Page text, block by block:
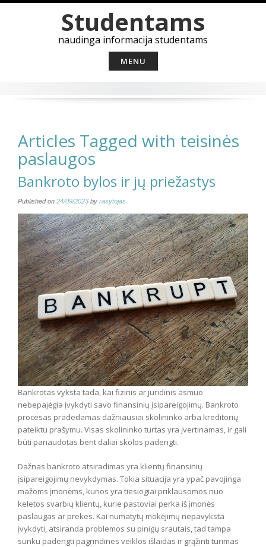
Studentams
naudinga informacija studentams
MENU
Articles Tagged with teisinės
paslaugos
Bankroto bylos ir jų priežastys
Published on 24/09/2023 by rasytojas
Bankrotas vyksta tada, kai fizinis ar juridinis asmuo
nebepajėgia įvykdyti savo finansinių įsipareigojimų. Bankroto
procesas pradedamas dažniausiai skolininko arba kreditorių
pateiktu prašymu. Visas skolininko turtas yra įvertinamas, ir gali
būti panaudotas bent daliai skolos padengti.
Dažnas bankroto atsiradimas yra klientų finansinių
įsipareigojimų nevykdymas. Tokia situacija yra ypač pavojinga
mažoms įmonėms, kurios yra tiesiogiai priklausomos nuo
keletos svarbių klientų, kurie pastoviai perka iš įmonės
paslaugas ar prekes. Kai numatytų mokėjimų nepavyksta
įvykdyti, atsiranda problemos su pinigų srautais, tad tampa
sunku padengti pagrindines veiklos išlaidas ir grąžinti turimas